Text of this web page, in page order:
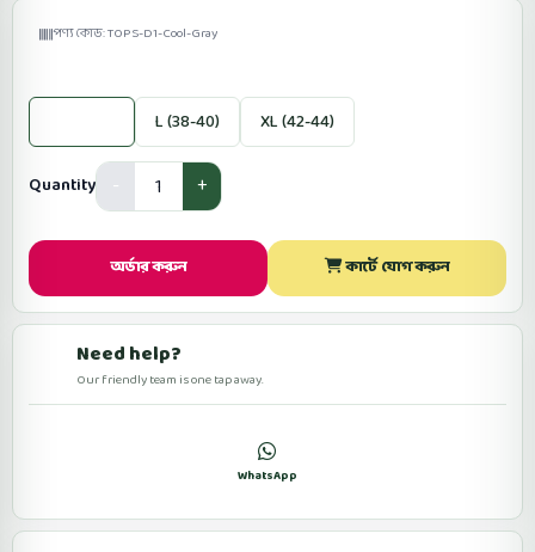
পণ্য কোড: TOPS-D1-Cool-Gray
L (38-40) XL (42-44)
Quantity
অর্ডার করুন কার্টে যোগ করুন
Need help?
Our friendly team is one tap away.
WhatsApp